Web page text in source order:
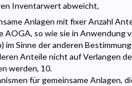
Inventarwert abweicht,
Anlagen mit fixer Anzahl
AOGA, so wie sie in Anwendung
Sinne der anderen
Anteile nicht auf Verlangen
werden, 10.
für gemeinsame Anlagen,